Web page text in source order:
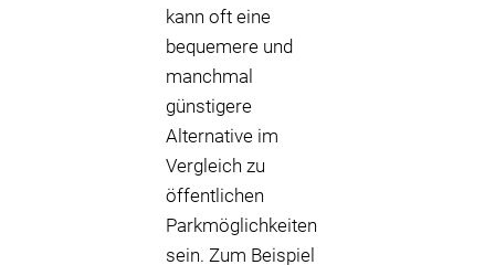
kann oft eine
bequemere und
manchmal
günstigere
Alternative im
Vergleich zu
öffentlichen
Parkmöglichkeiten
sein. Zum Beispiel